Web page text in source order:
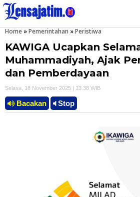
Home »Pemerintahan »Peristiwa
KAWIGA Ucapkan
Muhammadiyah, Ajak
dan Pemberdayaan
Selasa, 18 November 2025 | 13.38 WIB
Bacakan Stop